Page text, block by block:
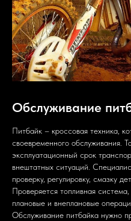
Обслуживание
Питбайк – кроссовая техника,
своевременного обслуживания.
эксплуатационный срок
внештатных ситуаций.
проверку, регулировку, смазку
Проверяется топливная
плановые и внеплановые
Обслуживание питбайка нужно